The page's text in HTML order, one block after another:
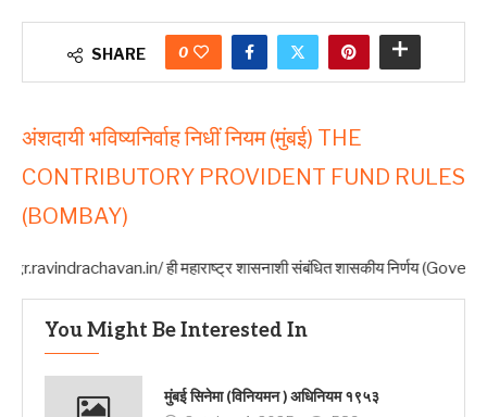
SHARE 0
अंशदायी भविष्यनिर्वाह निधीं नियम (मुंबई) THE
CONTRIBUTORY PROVIDENT FUND RULES
(BOMBAY)
ही महाराष्ट्र शासनाशी संबंधित शासकीय निर्णय (Government
You Might Be Interested In
मुंबई सिनेमा (विनियमन ) अधिनियम १९५३